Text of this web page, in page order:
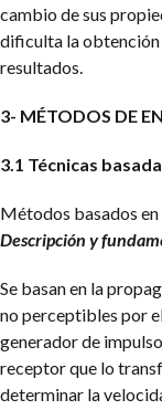
cambio de sus
dificulta la obtención
resultados.
3- MÉTODOS DE
3.1 Técnicas
Métodos basados
Descripción y
Se basan en la
no perceptibles por
generador de
receptor que lo
determinar la